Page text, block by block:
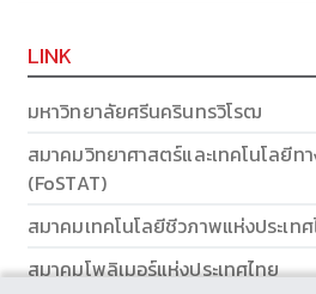
LINK
มหาวิทยาลัยศรีนครินทรวิโรฒ
สมาคมวิทยาศาสตร์และเทคโนโลยีท
(FoSTAT)
สมาคมเทคโนโลยีชีวภาพแห่งประเท
สมาคมโพลิเมอร์แห่งประเทศไทย